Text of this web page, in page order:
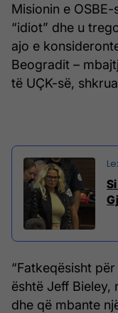
Misionin e
“idiot” dhe u
ajo e
Beogradit –
të UÇK-së,
“Fatkeqësisht
është Jeff Bieley,
dhe që mbante